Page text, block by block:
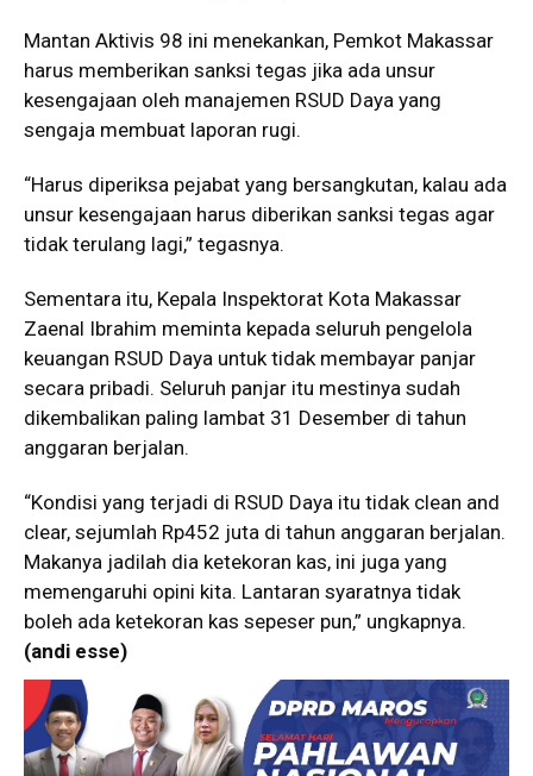
Mantan Aktivis 98 ini menekankan, Pemkot Makassar
harus memberikan sanksi tegas jika ada unsur
kesengajaan oleh manajemen RSUD Daya yang
sengaja membuat laporan rugi.
“Harus diperiksa pejabat yang bersangkutan, kalau ada
unsur kesengajaan harus diberikan sanksi tegas agar
tidak terulang lagi,” tegasnya.
Sementara itu, Kepala Inspektorat Kota Makassar
Zaenal Ibrahim meminta kepada seluruh pengelola
keuangan RSUD Daya untuk tidak membayar panjar
secara pribadi. Seluruh panjar itu mestinya sudah
dikembalikan paling lambat 31 Desember di tahun
anggaran berjalan.
“Kondisi yang terjadi di RSUD Daya itu tidak clean and
clear, sejumlah Rp452 juta di tahun anggaran berjalan.
Makanya jadilah dia ketekoran kas, ini juga yang
memengaruhi opini kita. Lantaran syaratnya tidak
boleh ada ketekoran kas sepeser pun,” ungkapnya.
(andi esse)